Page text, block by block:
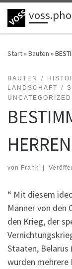
Zum Inhalt
Start»Bauten »
BAUTEN
LANDSCHAFT
UNCATEGORIZED
von Frank
“ Mit diesem
Männer von den
den Krieg, der
Staaten, Belarus
wurden mehrere